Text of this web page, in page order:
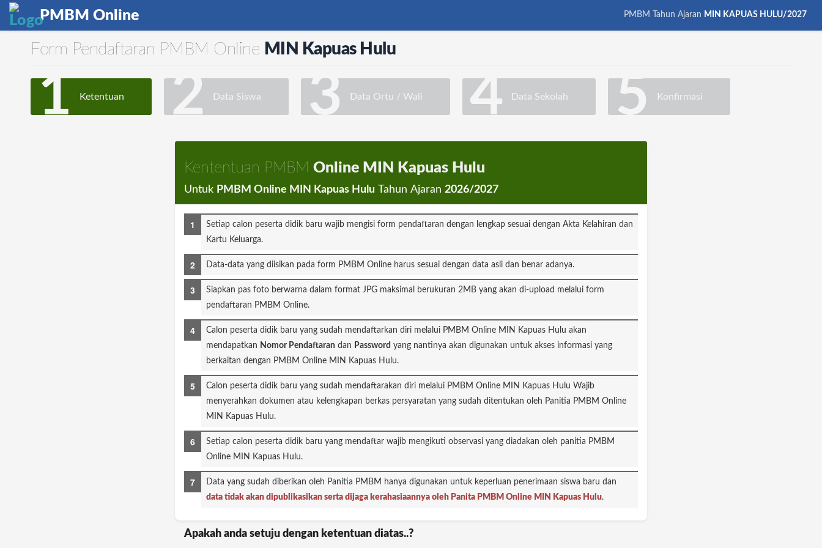
PMBM Online PMBM Tahun Ajaran MIN KAPUAS HULU/2027
Form Pendaftaran PMBM Online MIN Kapuas Hulu
Ketentuan
1 Data Siswa
2 Data Ortu / Wali
3 Data Sekolah
4 Konfirmasi
5
Kententuan PMBM Online MIN Kapuas Hulu
Untuk PMBM Online MIN Kapuas Hulu Tahun Ajaran 2026/2027
Setiap calon peserta didik baru wajib mengisi form pendaftaran dengan lengkap sesuai dengan Akta Kelahiran dan
Kartu Keluarga.
Data-data yang diisikan pada form PMBM Online harus sesuai dengan data asli dan benar adanya.
Siapkan pas foto berwarna dalam format JPG maksimal berukuran 2MB yang akan di-upload melalui form
pendaftaran PMBM Online.
Calon peserta didik baru yang sudah mendaftarkan diri melalui PMBM Online MIN Kapuas Hulu akan
mendapatkan Nomor Pendaftaran dan Password yang nantinya akan digunakan untuk akses informasi yang
berkaitan dengan PMBM Online MIN Kapuas Hulu.
Calon peserta didik baru yang sudah mendaftarakan diri melalui PMBM Online MIN Kapuas Hulu Wajib
menyerahkan dokumen atau kelengkapan berkas persyaratan yang sudah ditentukan oleh Panitia PMBM Online
MIN Kapuas Hulu.
Setiap calon peserta didik baru yang mendaftar wajib mengikuti observasi yang diadakan oleh panitia PMBM
Online MIN Kapuas Hulu.
Data yang sudah diberikan oleh Panitia PMBM hanya digunakan untuk keperluan penerimaan siswa baru dan
data tidak akan dipublikasikan serta dijaga kerahasiaannya oleh Panita PMBM Online MIN Kapuas Hulu.
Apakah anda setuju dengan ketentuan diatas..?